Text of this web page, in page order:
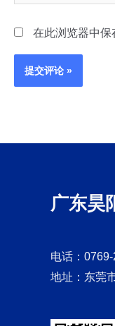
在此浏览器中
广东昊
电话：
地址：东莞